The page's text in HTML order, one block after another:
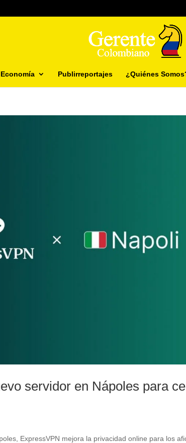
Economía Publirreportajes ¿Quiénes
servidor en Nápoles para
ExpressVPN mejora la privacidad online para los